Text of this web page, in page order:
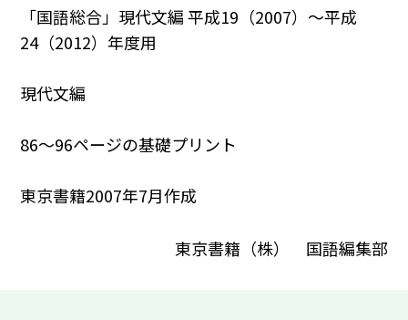
「国語総合」現代文編 平成19（2007）～平成
24（2012）年度用
現代文編
86～96ページの基礎プリント
東京書籍2007年7月作成
東京書籍（株） 国語編集部